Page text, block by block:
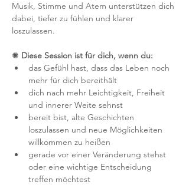
Musik, Stimme und Atem unterstützen dich
dabei, tiefer zu fühlen und klarer
loszulassen.
✺ Diese Session ist für dich, wenn du:
das Gefühl hast, dass das Leben noch
mehr für dich bereithält
dich nach mehr Leichtigkeit, Freiheit
und innerer Weite sehnst
bereit bist, alte Geschichten
loszulassen und neue Möglichkeiten
willkommen zu heißen
gerade vor einer Veränderung stehst
oder eine wichtige Entscheidung
treffen möchtest